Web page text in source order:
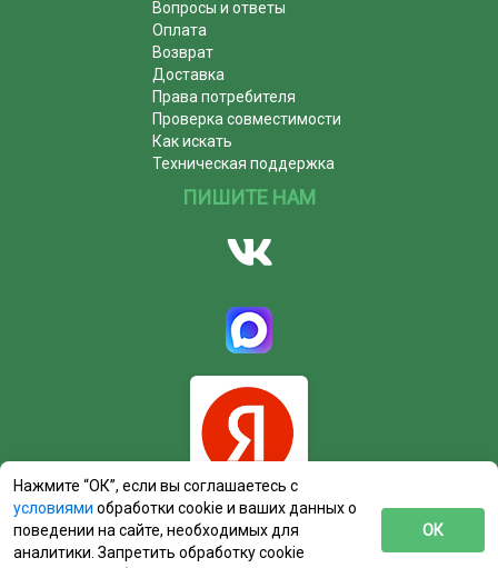
Вопросы и ответы
Оплата
Возврат
Доставка
Права потребителя
Проверка совместимости
Как искать
Техническая поддержка
ПИШИТЕ НАМ
Нажмите “ОК”, если вы соглашаетесь с
условиями обработки cookie и ваших данных о
поведении на сайте, необходимых для
аналитики. Запретить обработку cookie
ОК